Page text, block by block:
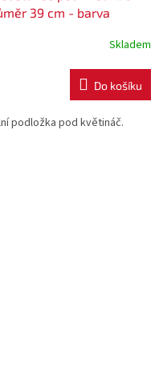
39 cm - barva
Skladem
Do košíku
podložka pod květináč.